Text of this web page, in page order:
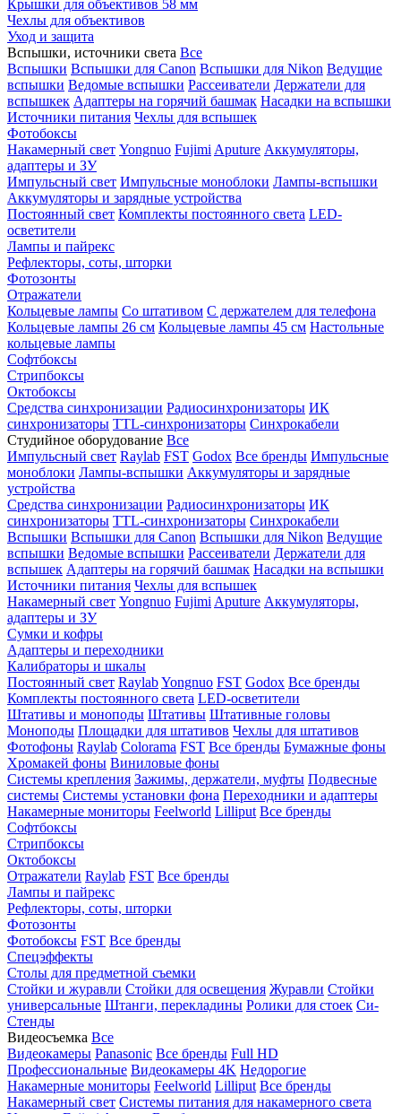
Крышки для объективов 58 мм
Чехлы для объективов
Уход и защита
Вспышки, источники света Все
Вспышки Вспышки для Canon Вспышки для Nikon Ведущие
вспышки Ведомые вспышки Рассеиватели Держатели для
вспышкек Адаптеры на горячий башмак Насадки на вспышки
Источники питания Чехлы для вспышек
Фотобоксы
Накамерный свет Yongnuo Fujimi Aputure Аккумуляторы,
адаптеры и ЗУ
Импульсный свет Импульсные моноблоки Лампы-вспышки
Аккумуляторы и зарядные устройства
Постоянный свет Комплекты постоянного света LED-
осветители
Лампы и пайрекс
Рефлекторы, соты, шторки
Фотозонты
Отражатели
Кольцевые лампы Со штативом С держателем для телефона
Кольцевые лампы 26 см Кольцевые лампы 45 см Настольные
кольцевые лампы
Софтбоксы
Стрипбоксы
Октобоксы
Средства синхронизации Радиосинхронизаторы ИК
синхронизаторы TTL-синхронизаторы Синхрокабели
Студийное оборудование Все
Импульсный свет Raylab FST Godox Все бренды Импульсные
моноблоки Лампы-вспышки Аккумуляторы и зарядные
устройства
Средства синхронизации Радиосинхронизаторы ИК
синхронизаторы TTL-синхронизаторы Синхрокабели
Вспышки Вспышки для Canon Вспышки для Nikon Ведущие
вспышки Ведомые вспышки Рассеиватели Держатели для
вспышек Адаптеры на горячий башмак Насадки на вспышки
Источники питания Чехлы для вспышек
Накамерный свет Yongnuo Fujimi Aputure Аккумуляторы,
адаптеры и ЗУ
Сумки и кофры
Адаптеры и переходники
Калибраторы и шкалы
Постоянный свет RaylabYongnuo FST Godox Все бренды
Комплекты постоянного света LED-осветители
Штативы и моноподы Штативы Штативные головы
Моноподы Площадки для штативов Чехлы для штативов
Фотофоны Raylab Colorama FST Все бренды Бумажные фоны
Хромакей фоны Виниловые фоны
Системы крепления Зажимы, держатели, муфты Подвесные
системы Системы установки фона Переходники и адаптеры
Накамерные мониторы Feelworld Lilliput Все бренды
Софтбоксы
Стрипбоксы
Октобоксы
Отражатели Raylab FST Все бренды
Лампы и пайрекс
Рефлекторы, соты, шторки
Фотозонты
Фотобоксы FST Все бренды
Спецэффекты
Столы для предметной съемки
Стойки и журавли Стойки для освещения Журавли Стойки
универсальные Штанги, перекладины Ролики для стоек Си-
Стенды
Видеосъемка Все
Видеокамеры Panasonic Все бренды Full HD
Профессиональные Видеокамеры 4K Недорогие
Накамерные мониторы Feelworld Lilliput Все бренды
Накамерный свет Системы питания для накамерного света